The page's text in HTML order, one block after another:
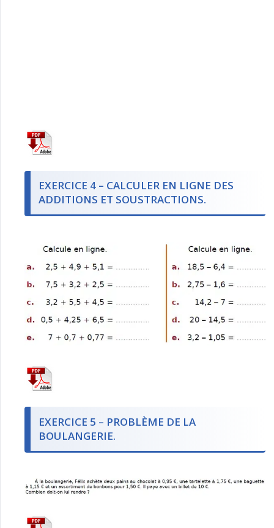
EXERCICE 4 – CALCULER EN LIGNE DES
ADDITIONS ET SOUSTRACTIONS.
EXERCICE 5 – PROBLÈME DE LA
BOULANGERIE.